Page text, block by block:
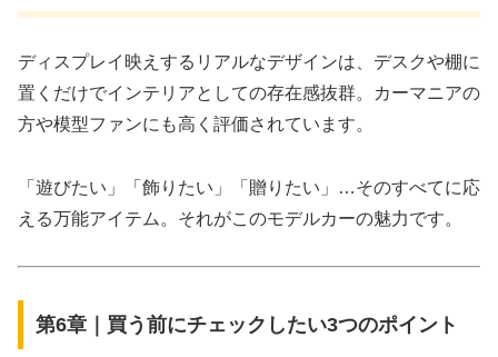
ディスプレイ映えするリアルなデザインは、デスクや棚に
置くだけでインテリアとしての存在感抜群。カーマニアの
方や模型ファンにも高く評価されています。
「遊びたい」「飾りたい」「贈りたい」…そのすべてに応
える万能アイテム。それがこのモデルカーの魅力です。
第6章｜買う前にチェックしたい3つのポイント